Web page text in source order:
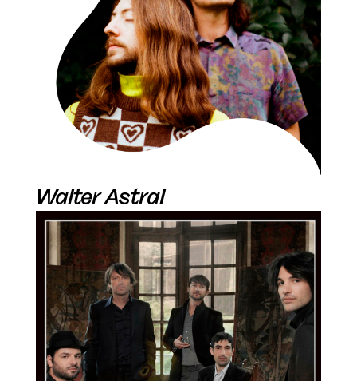
Walter Astral